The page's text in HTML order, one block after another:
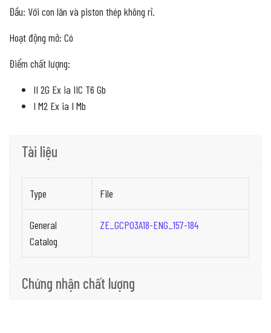
Đầu: Với con lăn và piston thép không rỉ.
Hoạt động mở: Có
Điểm chất lượng:
II 2G Ex ia IIC T6 Gb
I M2 Ex ia I Mb
Tài liệu
Type File
General
Catalog
ZE_GCP03A18-ENG_157-184
Chứng nhận chất lượng